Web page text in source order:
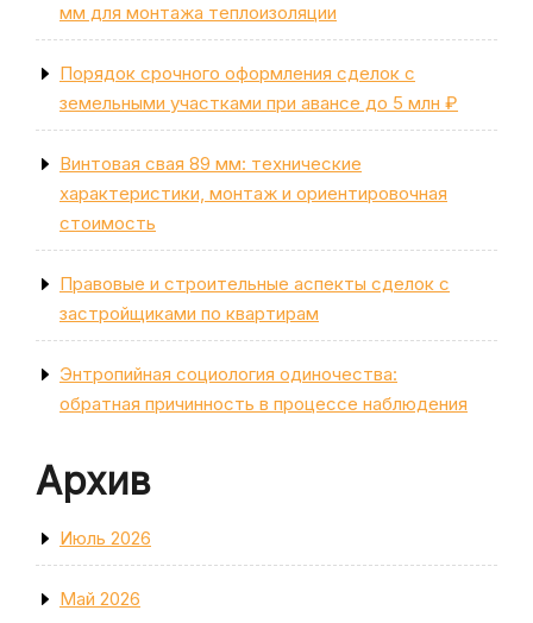
мм для монтажа теплоизоляции
Порядок срочного оформления сделок с
земельными участками при авансе до 5 млн ₽
Винтовая свая 89 мм: технические
характеристики, монтаж и ориентировочная
стоимость
Правовые и строительные аспекты сделок с
застройщиками по квартирам
Энтропийная социология одиночества:
обратная причинность в процессе наблюдения
Архив
Июль 2026
Май 2026